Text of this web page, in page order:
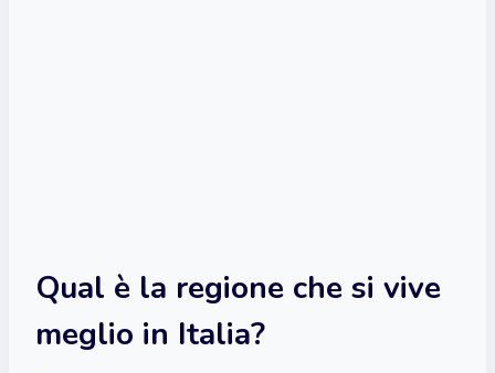
Qual è la regione che si vive
meglio in Italia?